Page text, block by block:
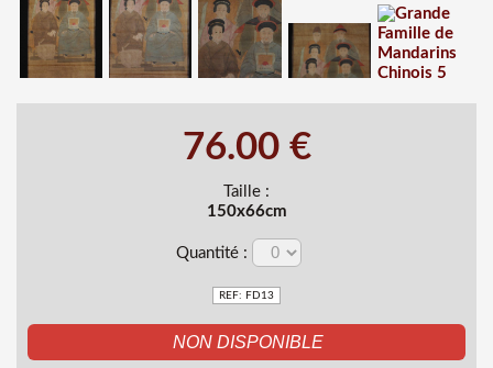
76.00 €
Taille :
150x66cm
Quantité :
REF: FD13